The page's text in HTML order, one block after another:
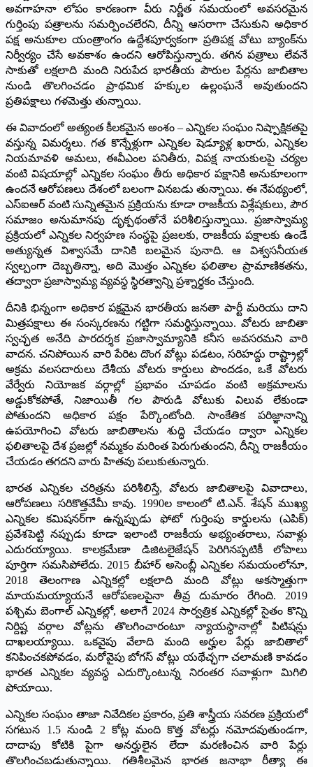
అవగాహనా లోపం కారణంగా వీరు నిర్ణీత సమయంలో అవసరమైన
గుర్తింపు పత్రాలను సమర్పించలేరని, దీన్ని ఆసరాగా చేసుకుని అధికార
పక్ష అనుకూల యంత్రాంగం ఉద్దేశపూర్వకంగా ప్రతిపక్ష వోటు బ్యాంక్‌ను
నిర్వీర్యం చేసే అవకాశం ఉందని ఆరోపిస్తున్నారు. తగిన పత్రాలు లేవనే
సాకుతో లక్షలాది మంది నిరుపేద భారతీయ పౌరుల పేర్లను జాబితాల
నుండి తొలగించడం ప్రాథమిక హక్కుల ఉల్లంఘనే అవుతుందని
ప్రతిపక్షాలు గళమెత్తు తున్నాయి.
ఈ వివాదంలో అత్యంత కీలకమైన అంశం – ఎన్నికల సంఘం నిష్పాక్షికతపై
వస్తున్న విమర్శలు. గత కొన్నేళ్లుగా ఎన్నికల షెడ్యూళ్ల ఖరారు, ఎన్నికల
నియమావళి అమలు, ఈవీఎంల పనితీరు, విపక్ష నాయకులపై చర్యల
వంటి విషయాల్లో ఎన్నికల సంఘం తీరు అధికార పక్షానికి అనుకూలంగా
ఉందనే ఆరోపణలు దేశంలో బలంగా వినబడు తున్నాయి. ఈ నేపథ్యంలో,
ఎస్ఐఆర్‌ వంటి సున్నితమైన ప్రక్రియను కూడా రాజకీయ విశ్లేషకులు, పౌర
సమాజం అనుమానపు దృక్పథంతోనే పరిశీలిస్తున్నాయి. ప్రజాస్వామ్య
ప్రక్రియలో ఎన్నికల నిర్వహణ సంస్థపై ప్రజలకు, రాజకీయ పక్షాలకు ఉండే
అత్యున్నత విశ్వాసమే దానికి బలమైన పునాది. ఆ విశ్వసనీయత
స్వల్పంగా దెబ్బతిన్నా, అది మొత్తం ఎన్నికల ఫలితాల ప్రామాణికతను,
తద్వారా ప్రజాస్వామ్య వ్యవస్థ స్థిరత్వాన్ని ప్రశ్నార్థకం చేస్తుంది.
దీనికి భిన్నంగా అధికార పక్షమైన భారతీయ జనతా పార్టీ మరియు దాని
మిత్రపక్షాలు ఈ సంస్కరణను గట్టిగా సమర్థిస్తున్నాయి. వోటరు జాబితా
స్వచ్ఛత అనేది పారదర్శక ప్రజాస్వామ్యానికి కనీస అవసరమని వారి
వాదన. చనిపోయిన వారి పేరిట దొంగ వోట్లు పడటం, సరిహద్దు రాష్ట్రాల్లో
అక్రమ వలసదారులు దేశీయ వోటరు కార్డులు పొందడం, ఒకే వోటరు
వేర్వేరు నియోజక వర్గాల్లో ప్రభావం చూపడం వంటి అక్రమాలను
అడ్డుకోకపోతే, నిజాయితీ గల పౌరుడి వోటుకు విలువ లేకుండా
పోతుందని అధికార పక్షం పేర్కొంటోంది. సాంకేతిక పరిజ్ఞానాన్ని
ఉపయోగించి వోటరు జాబితాలను శుద్ధి చేయడం ద్వారా ఎన్నికల
ఫలితాలపై దేశ ప్రజల్లో నమ్మకం మరింత పెరుగుతుందని, దీన్ని రాజకీయం
చేయడం తగదని వారు హితవు పలుకుతున్నారు.
భారత ఎన్నికల చరిత్రను పరిశీలిస్తే, వోటరు జాబితాలపై వివాదాలు,
ఆరోపణలు సరికొత్తవేమీ కావు. 1990ల కాలంలో టి.ఎన్. శేషన్ ముఖ్య
ఎన్నికల కమిషనర్‌గా ఉన్నప్పుడు ఫోటో గుర్తింపు కార్డులను (ఎపిక్)
ప్రవేశపెట్టి నప్పుడు కూడా ఇలాంటి రాజకీయ అభ్యంతరాలు, సవాళ్లు
ఎదురయ్యాయి. కాలక్రమేణా డిజిటలైజేషన్ పెరిగినప్పటికీ లోపాలు
పూర్తిగా సమసిపోలేదు. 2015 బీహార్ అసెంబ్లీ ఎన్నికల సమయంలోనూ,
2018 తెలంగాణ ఎన్నికల్లో లక్షలాది మంది వోట్లు అకస్మాత్తుగా
మాయమయ్యాయనే ఆరోపణలపైనా తీవ్ర దుమారం రేగింది. 2019
పశ్చిమ బెంగాల్ ఎన్నికల్లో, అలాగే 2024 సార్వత్రిక ఎన్నికల్లో సైతం కొన్ని
నిర్దిష్ట వర్గాల వోట్లను తొలగించారంటూ న్యాయస్థానాల్లో పిటిషన్లు
దాఖలయ్యాయి. ఒకవైపు వేలాది మంది అర్హుల పేర్లు జాబితాలో
కనిపించకపోవడం, మరోవైపు బోగస్ వోట్లు యథేచ్ఛగా చలామణి కావడం
భారత ఎన్నికల వ్యవస్థ ఎదుర్కొంటున్న నిరంతర సవాళ్లుగా మిగిలి
పోయాయి.
ఎన్నికల సంఘం తాజా నివేదికల ప్రకారం, ప్రతి శాస్త్రీయ సవరణ ప్రక్రియలో
సగటున 1.5 నుండి 2 కోట్ల మంది కొత్త వోటర్లు నమోదవుతుండగా,
దాదాపు కోటికి పైగా అనర్హులైన లేదా మరణించిన వారి పేర్లు
తొలగించబడుతున్నాయి. గతిశీలమైన భారత జనాభా రీత్యా ఈ